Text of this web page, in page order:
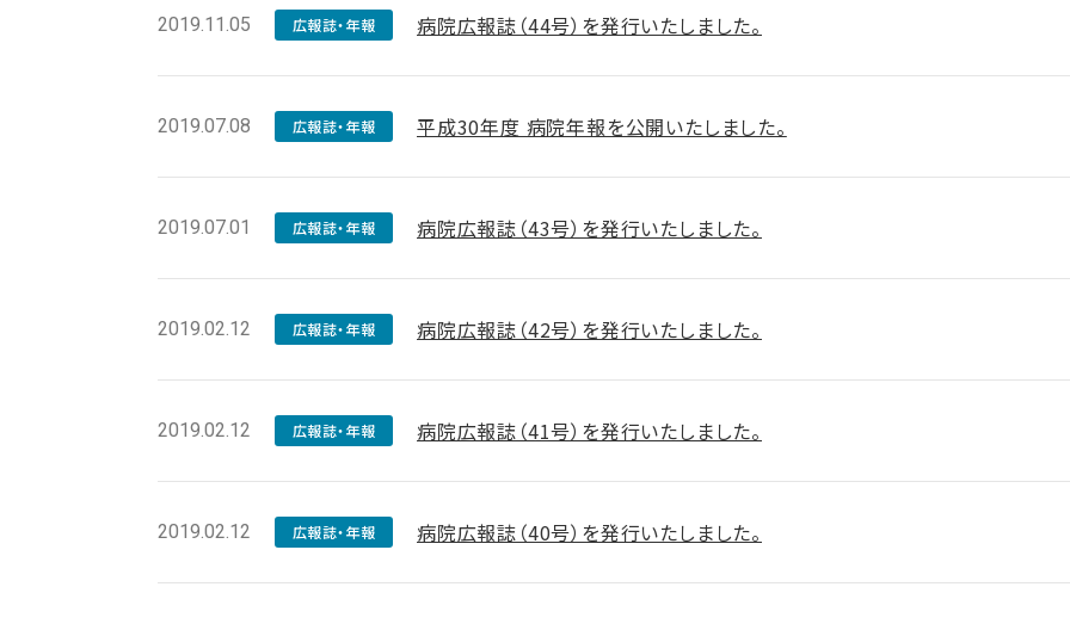
2019.11.05 広報誌・年報 病院広報誌（44号）を発行いたしました。
2019.07.08 広報誌・年報 平成30年度 病院年報を公開いたしました。
2019.07.01 広報誌・年報 病院広報誌（43号）を発行いたしました。
2019.02.12 広報誌・年報 病院広報誌（42号）を発行いたしました。
2019.02.12 広報誌・年報 病院広報誌（41号）を発行いたしました。
2019.02.12 広報誌・年報 病院広報誌（40号）を発行いたしました。